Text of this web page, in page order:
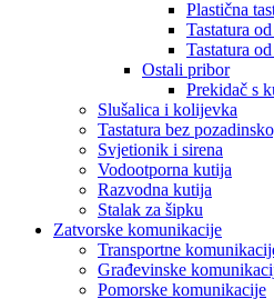
Plastična
Tastatura
Tastatura
Ostali pribor
Prekidač s
Slušalica i kolijevka
Tastatura bez
Svjetionik i sirena
Vodootporna kutija
Razvodna kutija
Stalak za šipku
Zatvorske komunikacije
Transportne
Građevinske
Pomorske komunikacije